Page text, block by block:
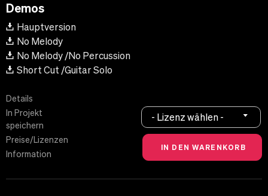
Demos
Hauptversion
No Melody
No Melody /No Percussion
Short Cut /Guitar Solo
Details
In Projekt
speichern
Preise/Lizenzen
Information
- Lizenz wählen -